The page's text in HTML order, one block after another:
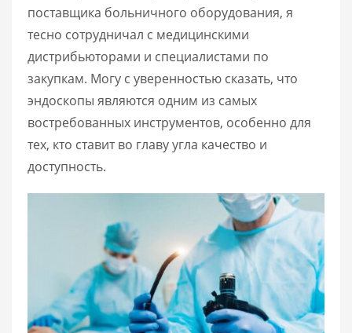
поставщика больничного оборудования, я
тесно сотрудничал с медицинскими
дистрибьюторами и специалистами по
закупкам. Могу с уверенностью сказать, что
эндоскопы являются одним из самых
востребованных инструментов, особенно для
тех, кто ставит во главу угла качество и
доступность.